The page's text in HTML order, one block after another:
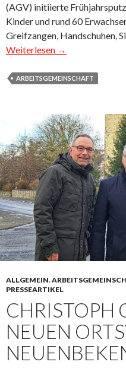
(AGV) initiierte
Kinder und rund 60
Greifzangen, Handschuhen,
Weiterlesen →
ARBEITSGEMEINSCHAFT
ALLGEMEIN,
PRESSEARTIKEL
CHRISTOPH
NEUEN